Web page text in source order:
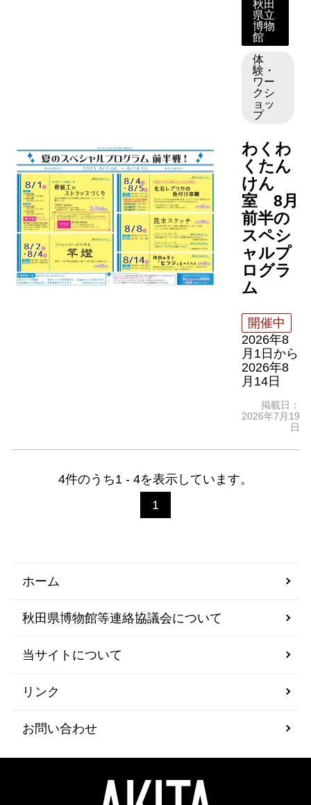
秋田
県立
博物
館
体
験・
ワー
クシ
ョッ
プ
わくわ
くたん
けん
室 8月
前半の
スペシ
ャルプ
ログラ
ム
開催中
2026年8
月1日 から
2026年8
月14日
掲載日：
2026年7月19
日
4件のうち1 - 4を表示しています。
1
ホーム
秋田県博物館等連絡協議会について
当サイトについて
リンク
お問い合わせ